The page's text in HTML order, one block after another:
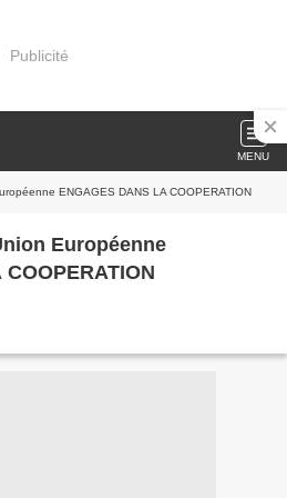
Publicité
MENU
ENGAGES DANS LA COOPERATION
Européenne